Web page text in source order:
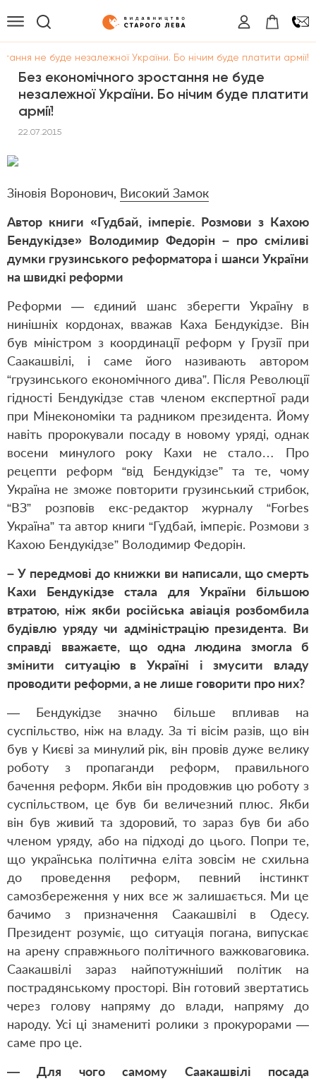
не буде незалежної України. Бо нічим буде платити армії!
Без економічного зростання не буде
незалежної України. Бо нічим буде платити
армії!
22.07.2015
Зіновія Воронович, Високий Замок
Автор книги «Гудбай, імперіє. Розмови з Кахою
Бендукідзе» Володимир Федорін – про сміливі
думки грузинського реформатора і шанси України
на швидкі реформи
Реформи — єдиний шанс зберегти Україну в
нинішніх кордонах, вважав Каха Бендукідзе. Він
був міністром з координації реформ у Грузії при
Саакашвілі, і саме його називають автором
“грузинського економічного дива”. Після Революції
гідності Бендукідзе став членом експертної ради
при Мінекономіки та радником президента. Йому
навіть пророкували посаду в новому уряді, однак
восени минулого року Кахи не стало… Про
рецепти реформ “від Бендукідзе” та те, чому
Україна не зможе повторити грузинський стрибок,
“ВЗ” розповів екс-редактор журналу “Forbes
Україна” та автор книги “Гудбай, імперіє. Розмови з
Кахою Бендукідзе” Володимир Федорін.
– У передмові до книжки ви написали, що смерть
Кахи Бендукідзе стала для України більшою
втратою, ніж якби російська авіація розбомбила
будівлю уряду чи адміністрацію президента. Ви
справді вважаєте, що одна людина змогла б
змінити ситуа­цію в Україні і змусити владу
проводити реформи, а не лише говорити про них?
— Бендукідзе значно більше впливав на
суспільство, ніж на владу. За ті вісім разів, що він
був у Києві за минулий рік, він провів дуже велику
роботу з пропаганди реформ, правильного
бачення реформ. Якби він продовжив цю роботу з
суспільством, це був би величезний плюс. Якби
він був живий та здоровий, то зараз був би або
членом уряду, або на підході до цього. Попри те,
що українська політична еліта зовсім не схильна
до проведення реформ, певний інстинкт
самозбереження у них все ж залишається. Ми це
бачимо з призначення Саакашвілі в Одесу.
Президент розуміє, що ситуація погана, випускає
на арену справжнього політичного важковаговика.
Саакашвілі зараз найпотужніший політик на
пострадянському просторі. Він готовий звертатись
через голову напряму до влади, напряму до
народу. Усі ці знамениті ролики з прокурорами —
саме про це.
— Для чого самому Саакашвілі посада